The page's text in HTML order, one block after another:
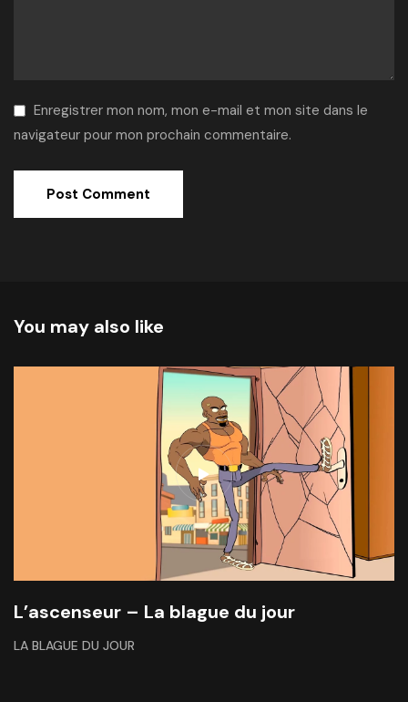
Enregistrer mon nom, mon e-mail et mon site dans le
navigateur pour mon prochain commentaire.
You may also like
L’ascenseur – La blague du jour
LA BLAGUE DU JOUR